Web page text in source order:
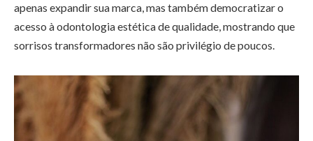
apenas expandir sua marca, mas também democratizar o
acesso à odontologia estética de qualidade, mostrando que
sorrisos transformadores não são privilégio de poucos.